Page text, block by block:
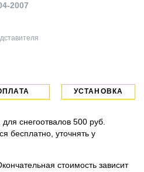
2007
УСТАНОВКА
снегоотвалов 500 руб.
бесплатно, уточнять у
стоимость зависит